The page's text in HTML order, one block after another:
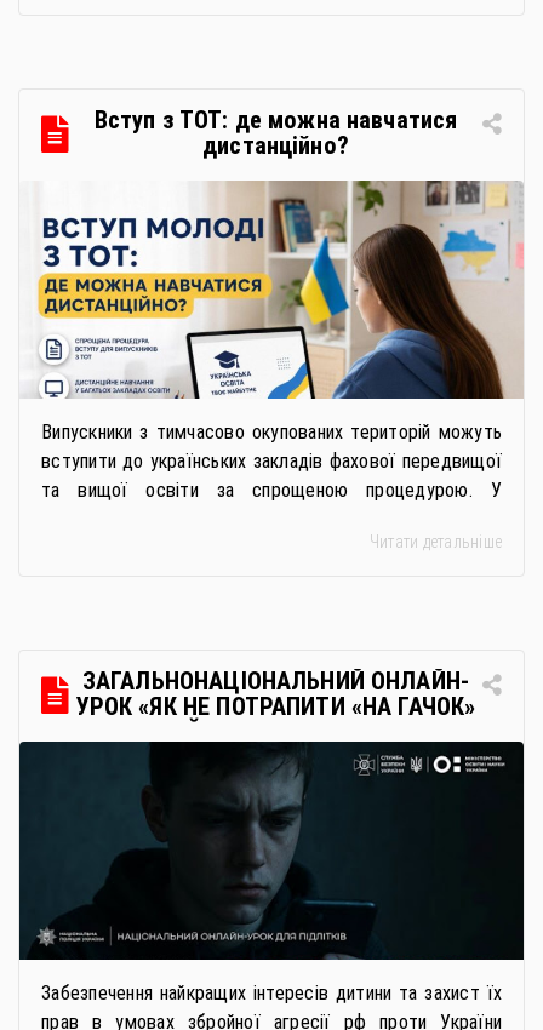
Вступ з ТОТ: де можна навчатися
дистанційно?
Випускники з тимчасово окупованих територій можуть
вступити до українських закладів фахової передвищої
та вищої освіти за спрощеною процедурою. У
дистанційне навчання, що дає можливість здобувати
передбачає: Скористатися цією процедурою […]
Читати детальніше
ЗАГАЛЬНОНАЦІОНАЛЬНИЙ ОНЛАЙН-
УРОК «ЯК НЕ ПОТРАПИТИ «НА ГАЧОК»
РОСІЙСЬКИХ СПЕЦСЛУЖБ
Забезпечення найкращих інтересів дитини та захист їх
прав в умовах збройної агресії рф проти України